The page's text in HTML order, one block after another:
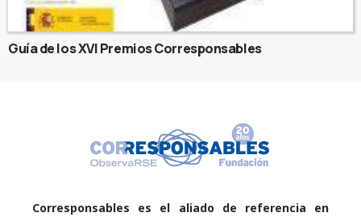
Guía de los XVI Premios Corresponsables
Corresponsables es el aliado de referencia en